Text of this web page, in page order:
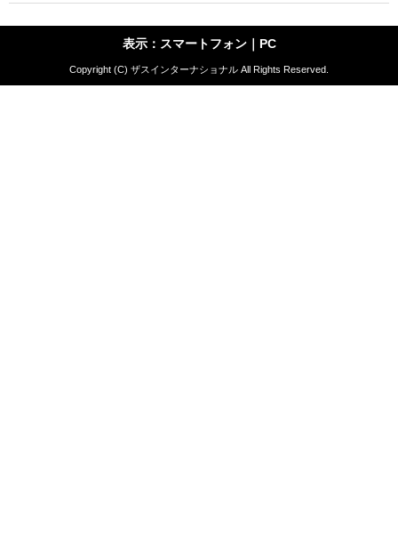
表示：スマートフォン｜ PC
Copyright (C) ザスインターナショナル All Rights Reserved.